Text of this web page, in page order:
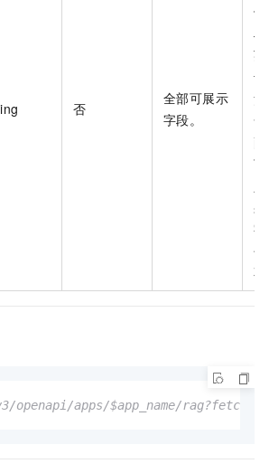
否
全部可展示
字段。
号
openapi/apps/$app_name/